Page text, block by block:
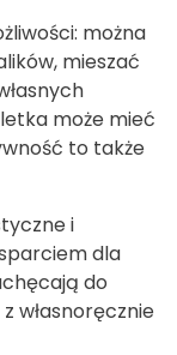
można
mieszać
może mieć
to także
i
dla
do
własnoręcznie